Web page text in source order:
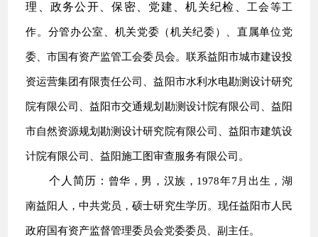
理、政务公开、保密、党建、机关纪检、 工会等工
作。分管办公室、机关党委（机关纪委）、直属单位党
委 、市国有资产监管工会委员会。联系益阳市城市建设投
资运营集团有限责任公司、益阳市水利水电勘测设计研究
院有限公司、益阳市交通规划勘测设计院有限公司、益阳
市自然资源规划勘测设计研究院有限公司、益阳市建筑设
计院有限公司、益阳施工图审查服务有限公司。
个人简历： 曾华，男，汉族，1978年7月出生，湖
南益阳人，中共党员，硕士研究生学历。现任益阳市人民
政府国有资产监督管理委员会党委委员、副主任。